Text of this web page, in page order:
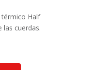
Half
las cuerdas.